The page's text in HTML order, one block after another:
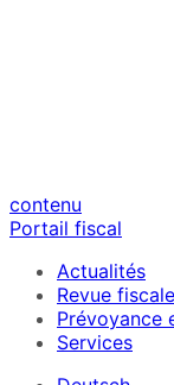
contenu
Portail fiscal
Actualités
Revue fiscale
Prévoyance
Services